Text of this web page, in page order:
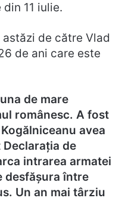
11 iulie.
de către Vlad
de ani care este
de mare
românesc. A fost
avea
de
intrarea armatei
desfășura între
Un an mai târziu